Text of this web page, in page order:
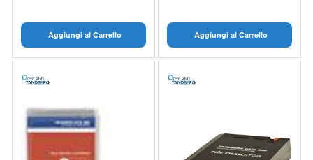
Aggiungi al Carrello Aggiungi al Carrello